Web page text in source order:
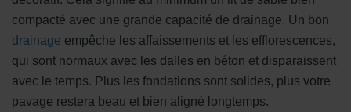
compacté avec une grande capacité de drainage. Un bon
drainage empêche les affaissements et les efflorescences,
qui sont normaux avec les dalles en béton et disparaissent
avec le temps. Plus les fondations sont solides, plus votre
pavage restera beau et bien aligné longtemps.